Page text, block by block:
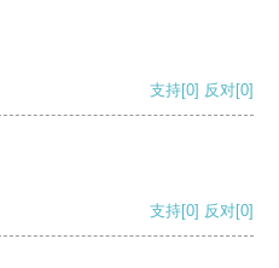
支持[0] 反对[0]
支持[0] 反对[0]